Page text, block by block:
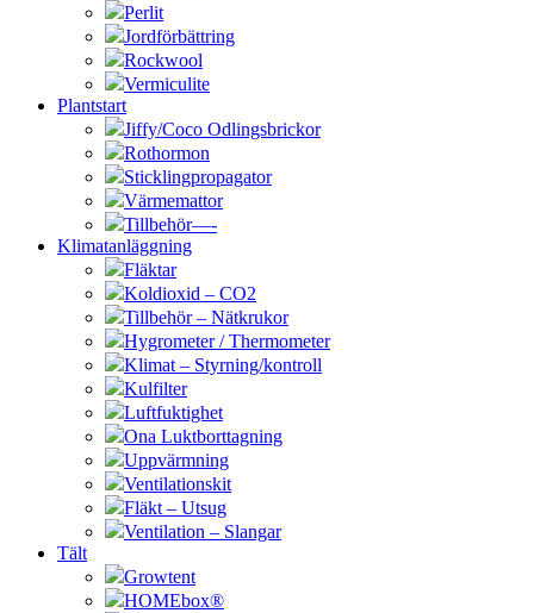
Perlit
Jordförbättring
Rockwool
Vermiculite
Plantstart
Jiffy/Coco Odlingsbrickor
Rothormon
Sticklingpropagator
Värmemattor
Tillbehör—-
Klimatanläggning
Fläktar
Koldioxid – CO2
Tillbehör – Nätkrukor
Hygrometer / Thermometer
Klimat – Styrning/kontroll
Kulfilter
Luftfuktighet
Ona Luktborttagning
Uppvärmning
Ventilationskit
Fläkt – Utsug
Ventilation – Slangar
Tält
Growtent
HOMEbox®